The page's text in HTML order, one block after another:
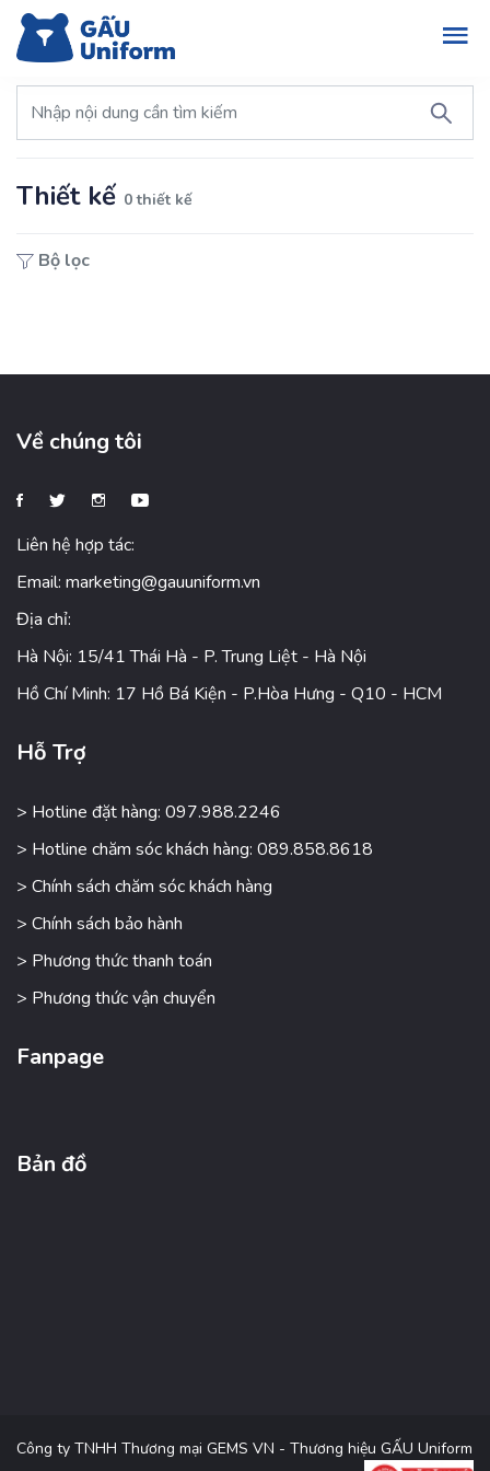
Thiết kế 0 thiết kế
Bộ lọc
Về chúng tôi
Liên hệ hợp tác:
Email: marketing@gauuniform.vn
Địa chỉ:
Hà Nội: 15/41 Thái Hà - P. Trung Liệt - Hà Nội
Hồ Chí Minh: 17 Hồ Bá Kiện - P.Hòa Hưng - Q10 - HCM
Hỗ Trợ
> Hotline đặt hàng: 097.988.2246
> Hotline chăm sóc khách hàng: 089.858.8618
> Chính sách chăm sóc khách hàng
> Chính sách bảo hành
> Phương thức thanh toán
> Phương thức vận chuyển
Fanpage
Bản đồ
Công ty TNHH Thương mại GEMS VN - Thương hiệu GẤU Uniform